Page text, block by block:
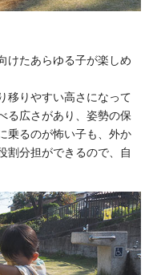
けたあらゆる子が楽しめ
移りやすい高さになって
る広さがあり、姿勢の保
乗るのが怖い子も、外か
割分担ができるので、自